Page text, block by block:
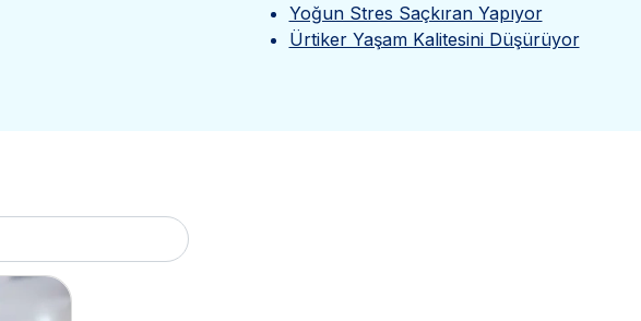
Yoğun Stres Saçkıran Yapıyor
Ürtiker Yaşam Kalitesini Düşürüyor